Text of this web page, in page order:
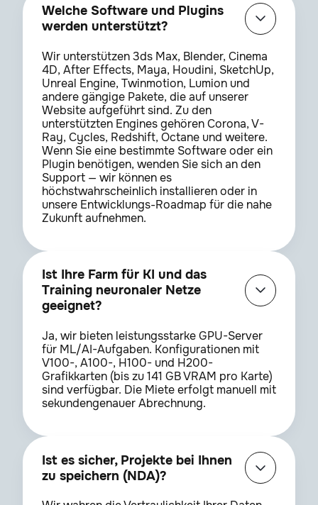
VC Saber 1.0.40
VC Sure Target 2.0.11
VC Twitch 1.1
Video Gogh 4.0.1
YY_Voronoi 2.1
Das benötigte Plugin nicht
gefunden?
Versuche den Namen anders
einzugeben oder kontaktiere uns,
damit wir es hinzufügen
Support-Chat öffnen
UNTERSCHREIBEN
Welche Software und Plugins
werden unterstützt?
Wir unterstützen 3ds Max, Blender, Cinema
4D, After Effects, Maya, Houdini, SketchUp,
Unreal Engine, Twinmotion, Lumion und
andere gängige Pakete, die auf unserer
Website aufgeführt sind. Zu den
unterstützten Engines gehören Corona, V-
Ray, Cycles, Redshift, Octane und weitere.
Wenn Sie eine bestimmte Software oder ein
Plugin benötigen, wenden Sie sich an den
Support — wir können es
höchstwahrscheinlich installieren oder in
unsere Entwicklungs-Roadmap für die nahe
Zukunft aufnehmen.
Ist Ihre Farm für KI und das
Training neuronaler Netze
geeignet?
Ja, wir bieten leistungsstarke GPU-Server
für ML/AI-Aufgaben. Konfigurationen mit
V100-, A100-, H100- und H200-
Grafikkarten (bis zu 141 GB VRAM pro Karte)
sind verfügbar. Die Miete erfolgt manuell mit
sekundengenauer Abrechnung.
Ist es sicher, Projekte bei Ihnen
zu speichern (NDA)?